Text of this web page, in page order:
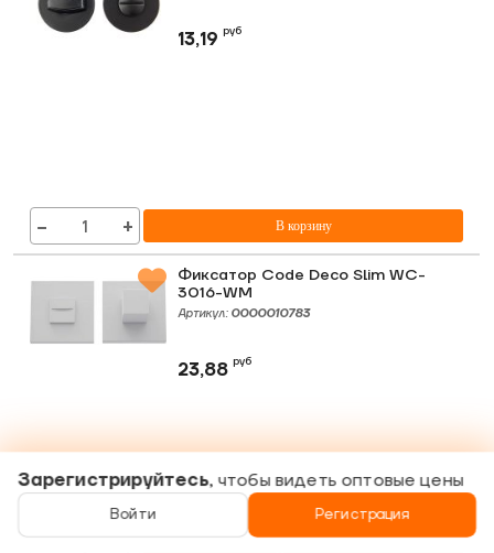
Зарегистрируйтесь, чтобы видеть оптовые цены
Войти Регистрация
13,19руб
− + В корзину
Фиксатор Code Deco Slim WC-
3016-WM
Артикул: 0000010783
23,88руб